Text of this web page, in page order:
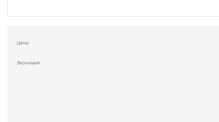
Цена
Экономия